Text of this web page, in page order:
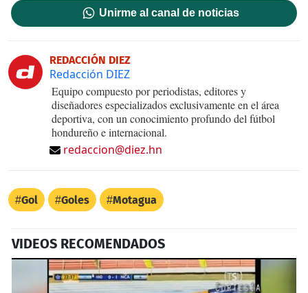
Unirme al canal de noticias
REDACCIÓN DIEZ
Redacción DIEZ
Equipo compuesto por periodistas, editores y
diseñadores especializados exclusivamente en el área
deportiva, con un conocimiento profundo del fútbol
hondureño e internacional.
redaccion@diez.hn
Gol Goles Motagua
VIDEOS RECOMENDADOS